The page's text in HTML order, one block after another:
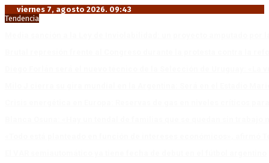
viernes 7, agosto 2026. 09:43
Tendencia